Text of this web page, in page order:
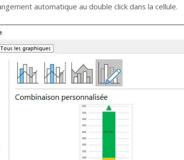
automatique au double click dans la cellule.